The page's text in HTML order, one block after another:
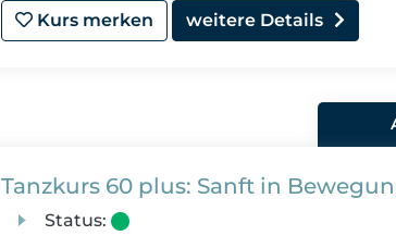
Kurs merken weitere Details
Tanzkurs 60 plus: Sanft in
Status: